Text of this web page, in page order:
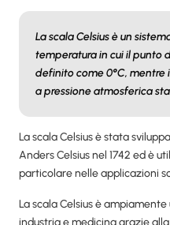
La scala Celsius è un
temperatura in cui il punto
definito come 0°C, mentre
a pressione atmosferica
La scala Celsius è stata
Anders Celsius nel 1742 ed è
particolare nelle applicazioni
La scala Celsius è
industria e medicina grazie